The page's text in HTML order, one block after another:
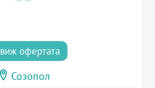
виж офертата
Созопол